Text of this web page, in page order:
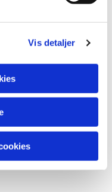
Vis detaljer
lide...